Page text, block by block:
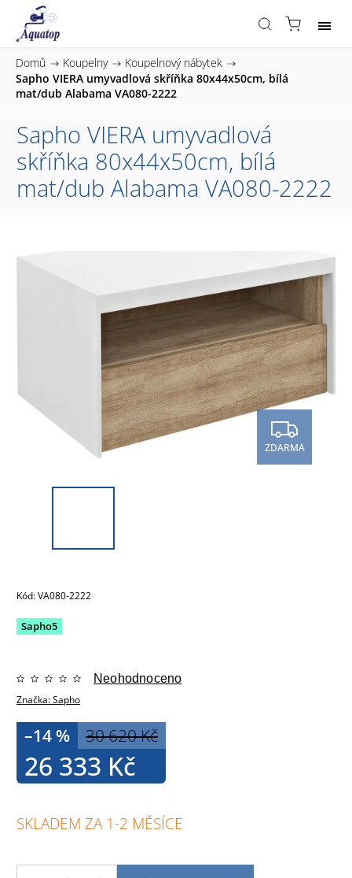
Domů / Koupelny / Koupelnový nábytek /
Sapho VIERA umyvadlová skříňka 80x44x50cm, bílá
mat/dub Alabama VA080-2222
Sapho VIERA umyvadlová
skříňka 80x44x50cm, bílá
mat/dub Alabama VA080-2222
ZDARMA
Kód:VA080-2222
Sapho5
Značka:Sapho
Neohodnoceno
30 620 Kč
–14 %
26 333 Kč
SKLADEM ZA 1-2 MĚSÍCE